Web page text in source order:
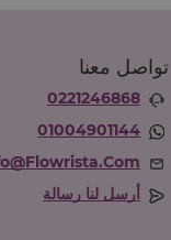
تواصل معنا
0221246868
01004901144
أرسل لنا رسالة